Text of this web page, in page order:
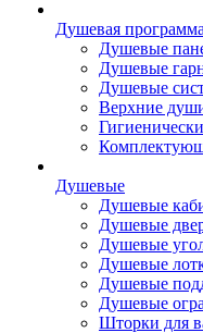
Душевая программа
Душевые
Душевые
Душевые
Верхние
Душевые
Душевые
Душевые
Душевые
Душевые
Душевые
Душевые
Шторки для